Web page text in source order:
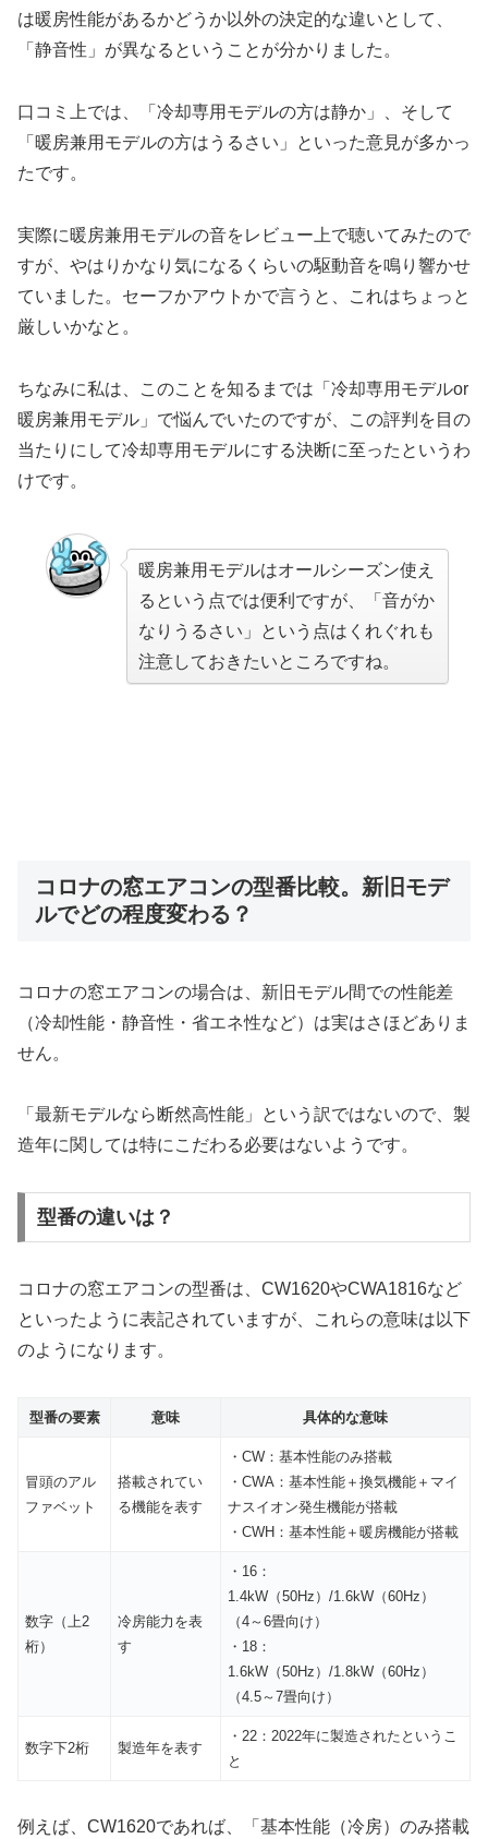
は暖房性能があるかどうか以外の決定的な違いとして、
「静音性」が異なるということが分かりました。
口コミ上では、「冷却専用モデルの方は静か」、そして
「暖房兼用モデルの方はうるさい」といった意見が多かっ
たです。
実際に暖房兼用モデルの音をレビュー上で聴いてみたので
すが、やはりかなり気になるくらいの駆動音を鳴り響かせ
ていました。セーフかアウトかで言うと、これはちょっと
厳しいかなと。
ちなみに私は、このことを知るまでは「冷却専用モデルor
暖房兼用モデル」で悩んでいたのですが、この評判を目の
当たりにして冷却専用モデルにする決断に至ったというわ
けです。
暖房兼用モデルはオールシーズン使え
るという点では便利ですが、「音がか
なりうるさい」という点はくれぐれも
注意しておきたいところですね。
コロナの窓エアコンの型番比較。新旧モデ
ルでどの程度変わる？
コロナの窓エアコンの場合は、新旧モデル間での性能差
（冷却性能・静音性・省エネ性など）は実はさほどありま
せん。
「最新モデルなら断然高性能」という訳ではないので、製
造年に関しては特にこだわる必要はないようです。
型番の違いは？
コロナの窓エアコンの型番は、CW1620やCWA1816など
といったように表記されていますが、これらの意味は以下
のようになります。
型番の要素 意味 具体的な意味
冒頭のアル
ファベット
搭載されてい
る機能を表す
・CW：基本性能のみ搭載
・CWA：基本性能＋換気機能＋マイ
ナスイオン発生機能が搭載
・CWH：基本性能＋暖房機能が搭載
数字（上2
桁）
冷房能力を表
す
・16：
1.4kW（50Hz）/1.6kW（60Hz）
（4～6畳向け）
・18：
1.6kW（50Hz）/1.8kW（60Hz）
（4.5～7畳向け）
数字下2桁 製造年を表す
・22：2022年に製造されたというこ
と
例えば、CW1620であれば、「基本性能（冷房）のみ搭載